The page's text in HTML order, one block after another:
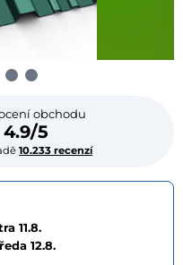
obchodu
4.9/5
10.233 recenzí
11.8.
12.8.